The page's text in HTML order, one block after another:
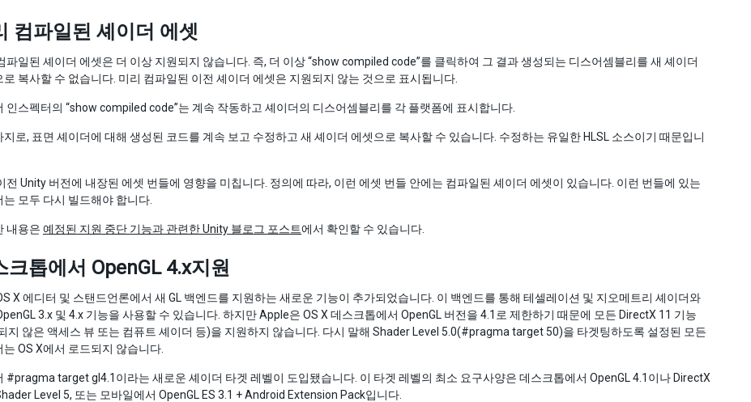
컴파일된 셰이더 에셋
파일된 셰이더 에셋은 더 이상 지원되지 않습니다. 즉, 더 이상 “show compiled code”를 클릭하여 그 결과 생성되는 디스어셈블리를 새 셰이더
로 복사할 수 없습니다. 미리 컴파일된 이전 셰이더 에셋은 지원되지 않는 것으로 표시됩니다.
인스펙터의 “show compiled code”는 계속 작동하고 셰이더의 디스어셈블리를 각 플랫폼에 표시합니다.
지로, 표면 셰이더에 대해 생성된 코드를 계속 보고 수정하고 새 셰이더 에셋으로 복사할 수 있습니다. 수정하는 유일한 HLSL 소스이기 때문입니
전 Unity 버전에 내장된 에셋 번들에 영향을 미칩니다. 정의에 따라, 이런 에셋 번들 안에는 컴파일된 셰이더 에셋이 있습니다. 이런 번들에 있는
는 모두 다시 빌드해야 합니다.
내용은 예정된 지원 중단 기능과 관련한 Unity 블로그 포스트에서 확인할 수 있습니다.
크톱에서 OpenGL 4.x지원
X 에디터 및 스탠드언론에서 새 GL 백엔드를 지원하는 새로운 기능이 추가되었습니다. 이 백엔드를 통해 테셀레이션 및 지오메트리 셰이더와
3.x 및 4.x 기능을 사용할 수 있습니다. 하지만 Apple은 OS X 데스크톱에서 OpenGL 버전을 4.1로 제한하기 때문에 모든 DirectX 11 기능
지 않은 액세스 뷰 또는 컴퓨트 셰이더 등)을 지원하지 않습니다. 다시 말해 Shader Level 5.0(#pragma target 50)을 타겟팅하도록 설정된 모든
는 OS X에서 로드되지 않습니다.
#pragma target gl4.1이라는 새로운 셰이더 타겟 레벨이 도입됐습니다. 이 타겟 레벨의 최소 요구사양은 데스크톱에서 OpenGL 4.1이나 DirectX
Level 5, 또는 모바일에서 OpenGL ES 3.1 + Android Extension Pack입니다.